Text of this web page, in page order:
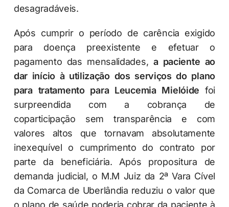
desagradáveis.
Após cumprir o período de carência exigido
para doença preexistente e efetuar o
pagamento das mensalidades, a paciente ao
dar início à utilização dos serviços do plano
para tratamento para Leucemia Mielóide foi
surpreendida com a cobrança de
coparticipação sem transparência e com
valores altos que tornavam absolutamente
inexequível o cumprimento do contrato por
parte da beneficiária. Após propositura de
demanda judicial, o M.M Juiz da 2ª Vara Cível
da Comarca de Uberlândia reduziu o valor que
o plano de saúde poderia cobrar da paciente à